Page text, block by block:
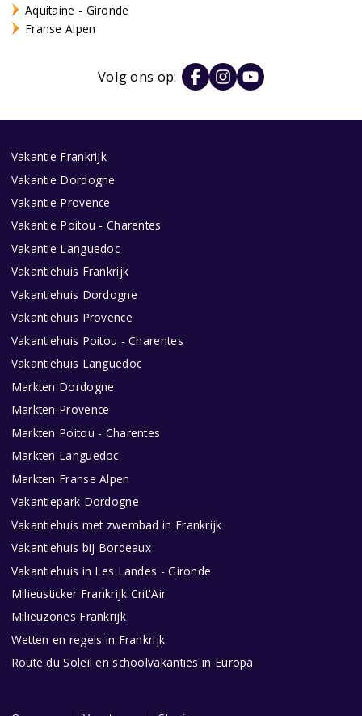
Aquitaine - Gironde
Franse Alpen
Volg ons op:
Vakantie Frankrijk
Vakantie Dordogne
Vakantie Provence
Vakantie Poitou - Charentes
Vakantie Languedoc
Vakantiehuis Frankrijk
Vakantiehuis Dordogne
Vakantiehuis Provence
Vakantiehuis Poitou - Charentes
Vakantiehuis Languedoc
Markten Dordogne
Markten Provence
Markten Poitou - Charentes
Markten Languedoc
Markten Franse Alpen
Vakantiepark Dordogne
Vakantiehuis met zwembad in Frankrijk
Vakantiehuis bij Bordeaux
Vakantiehuis in Les Landes - Gironde
Milieusticker Frankrijk Crit'Air
Milieuzones Frankrijk
Wetten en regels in Frankrijk
Route du Soleil en schoolvakanties in Europa